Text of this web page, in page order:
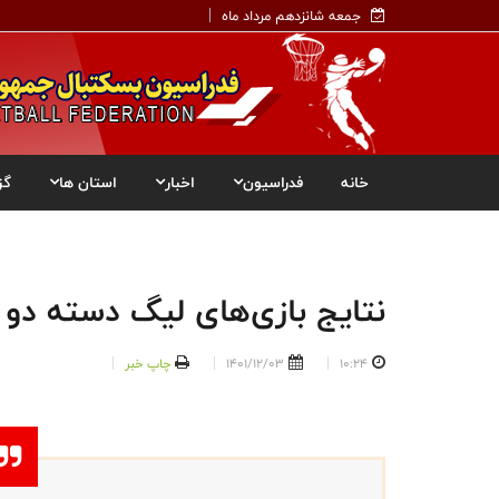
جمعه شانزدهم مرداد ماه
خانه فدراسیون اخبار استان ها
نتایج بازی‌های لیگ دسته
10:24
1401/12/03 چاپ خبر